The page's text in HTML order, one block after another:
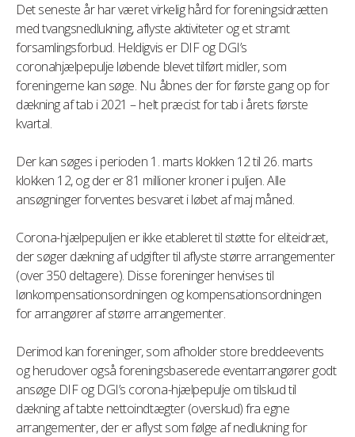
Det seneste år har været virkelig hård for foreningsidrætten
med tvangsnedlukning, aflyste aktiviteter og et stramt
forsamlingsforbud. Heldigvis er DIF og DGI’s
coronahjælpepulje løbende blevet tilført midler, som
foreningerne kan søge. Nu åbnes der for første gang op for
dækning af tab i 2021 – helt præcist for tab i årets første
kvartal.
Der kan søges i perioden 1. marts klokken 12 til 26. marts
klokken 12, og der er 81 millioner kroner i puljen. Alle
ansøgninger forventes besvaret i løbet af maj måned.
Corona-hjælpepuljen er ikke etableret til støtte for eliteidræt,
der søger dækning af udgifter til aflyste større arrangementer
(over 350 deltagere). Disse foreninger henvises til
lønkompensationsordningen og kompensationsordningen
for arrangører af større arrangementer.
Derimod kan foreninger, som afholder store breddeevents
og herudover også foreningsbaserede eventarrangører godt
ansøge DIF og DGI’s corona-hjælpepulje om tilskud til
dækning af tabte nettoindtægter (overskud) fra egne
arrangementer, der er aflyst som følge af nedlukning for